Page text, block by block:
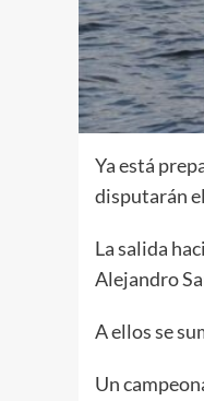
Ya está
disputarán
La salida
Alejandro
A ellos se
Un